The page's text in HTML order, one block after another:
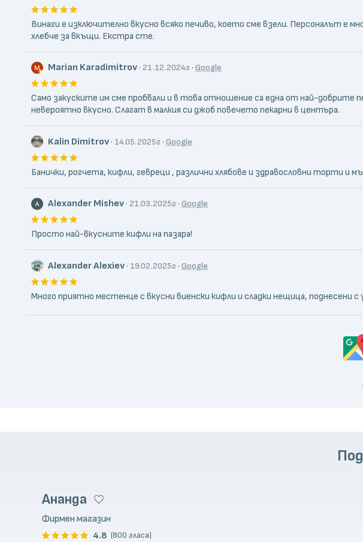
Винаги е изключително вкусно всяко печиво, което сме взели. Персоналът е
хлебче за вкъщи. Екстра сте.
Marian Karadimitrov· 21.12.2024г · Google
Само закуските им сме пробвали и в това отношение са една от най-добрите
невероятно вкусно. Слагат в малкия си джоб повечето пекарни в центъра.
Kalin Dimitrov· 14.05.2025г · Google
Банички, рогчета, кифли, гевреци , различни хлябове и здравословни торти и
Alexander Mishev· 21.03.2025г · Google
Просто най-вкусните кифли на пазара!
Alexander Alexiev· 19.02.2025г · Google
Много приятно местенце с вкусни виенски кифли и сладки нещица, поднесени
Ананда
Фирмен магазин
4.8 (800 гласа)